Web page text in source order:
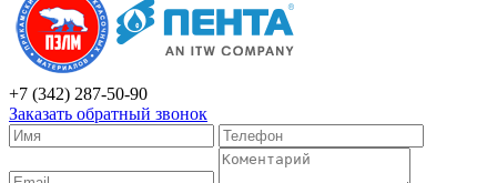
+7 (342) 287-50-90
Заказать обратный звонок